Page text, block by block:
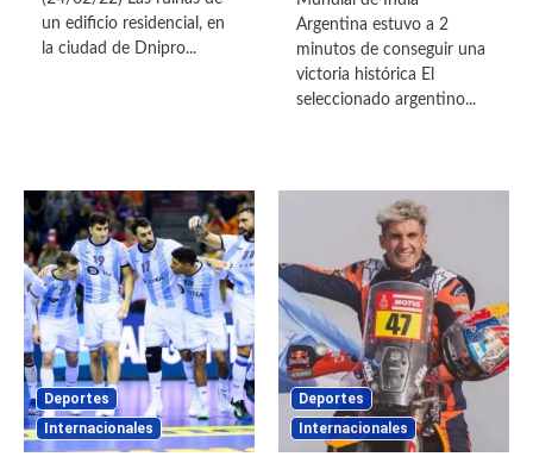
un edificio residencial, en
la ciudad de Dnipro...
Argentina estuvo a 2
minutos de conseguir una
victoria histórica El
seleccionado argentino...
Deportes
Internacionales
Deportes
Internacionales